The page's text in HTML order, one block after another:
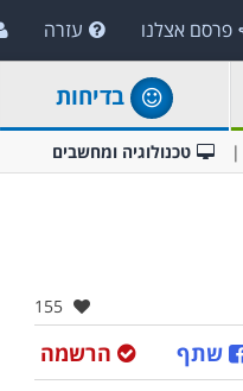
פרסם אצלנו עזרה
בדיחות
טכנולוגיה ומחשבים
אהבו:
155
הרשמה שתף